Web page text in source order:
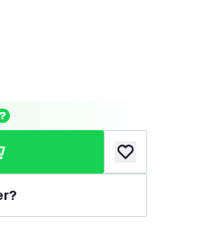
lägg till i